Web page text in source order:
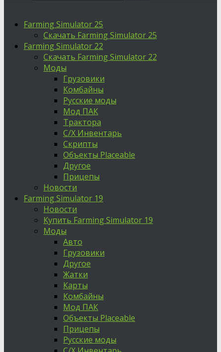
Farming Simulator 25
Скачать Farming Simulator 25
Farming Simulator 22
Скачать Farming Simulator 22
Моды
Грузовики
Комбайны
Русские моды
Мод ПАК
Трактора
С/Х Инвентарь
Скрипты
Объекты Placeable
Другое
Прицепы
Новости
Farming Simulator 19
Новости
Купить Farming Simulator 19
Моды
Авто
Грузовики
Другое
Жатки
Карты
Комбайны
Мод ПАК
Объекты Placeable
Прицепы
Русские моды